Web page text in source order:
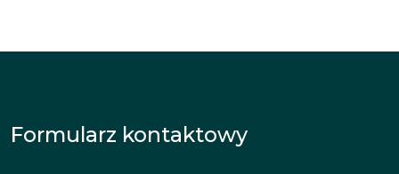
Formularz kontaktowy